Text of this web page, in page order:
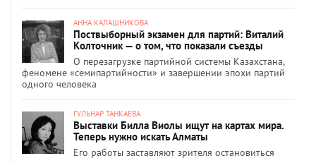
АННА КАЛАШНИКОВА
Поствыборный экзамен для партий: Виталий
Колточник — о том, что показали съезды
О перезагрузке партийной системы Казахстана,
феномене «семипартийности» и завершении эпохи партий
одного человека
ГУЛЬНАР ТАНКАЕВА
Выставки Билла Виолы ищут на картах мира.
Теперь нужно искать Алматы
Его работы заставляют зрителя остановиться